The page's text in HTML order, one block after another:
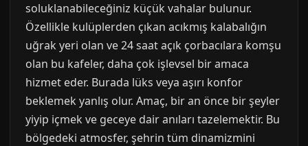
soluklanabileceğiniz küçük vahalar bulunur.
Özellikle kulüplerden çıkan acıkmış kalabalığın
uğrak yeri olan ve 24 saat açık çorbacılara komşu
olan bu kafeler, daha çok işlevsel bir amaca
hizmet eder. Burada lüks veya aşırı konfor
beklemek yanlış olur. Amaç, bir an önce bir şeyler
yiyip içmek ve geceye dair anıları tazelemektir. Bu
bölgedeki atmosfer, şehrin tüm dinamizmini